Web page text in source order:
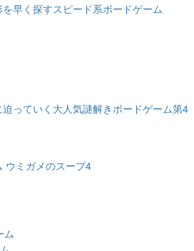
早く探すスピード系ボードゲーム
っていく大人気謎解きボードゲーム第4
ウミガメのスープ4